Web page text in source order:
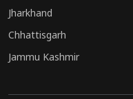
Jharkhand
Chhattisgarh
Jammu Kashmir